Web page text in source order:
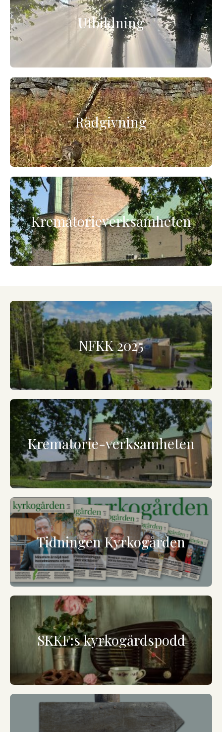
Utbildning
Rådgivning
Krematorieverksamheten
NFKK 2025
Krematorie-verksamheten
Tidningen Kyrkogården
SKKF:s kyrkogårdspodd